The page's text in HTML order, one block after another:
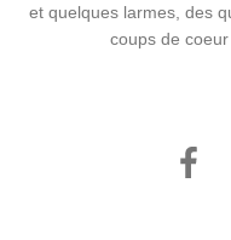
et quelques larmes, des
coups de